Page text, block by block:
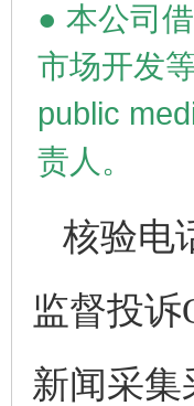
● 本公司
市场开发
public
责人。
核验电
监督投诉
新闻采集